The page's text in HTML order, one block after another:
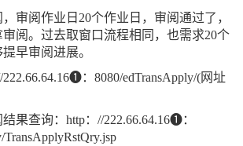
审阅作业日20个作业日，审阅通过了，
阅。过去取窗口流程相同，也需求20个
早审阅进展。
：8080/edTransApply/(网址
果查询：http：//222.66.64.16❶：
TransApplyRstQry.jsp